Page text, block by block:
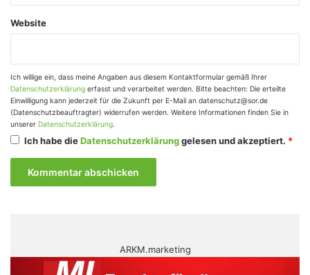
Website
Ich willige ein, dass meine Angaben aus diesem Kontaktformular gemäß Ihrer
Datenschutzerklärung erfasst und verarbeitet werden. Bitte beachten: Die erteilte
Einwilligung kann jederzeit für die Zukunft per E-Mail an datenschutz@sor.de
(Datenschutzbeauftragter) widerrufen werden. Weitere Informationen finden Sie in
unserer Datenschutzerklärung.
Ich habe dieDatenschutzerklärunggelesen und akzeptiert. *
ARKM.marketing